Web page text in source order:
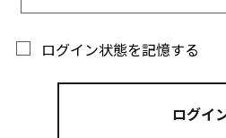
ログイン状態を記憶する